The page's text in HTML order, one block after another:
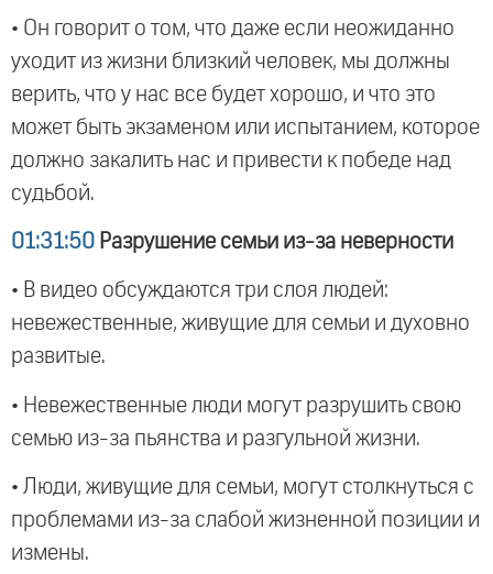
• Он говорит о том, что даже если неожиданно
уходит из жизни близкий человек, мы должны
верить, что у нас все будет хорошо, и что это
может быть экзаменом или испытанием, которое
должно закалить нас и привести к победе над
судьбой.
01:31:50 Разрушение семьи из-за неверности
• В видео обсуждаются три слоя людей:
невежественные, живущие для семьи и духовно
развитые.
• Невежественные люди могут разрушить свою
семью из-за пьянства и разгульной жизни.
• Люди, живущие для семьи, могут столкнуться с
проблемами из-за слабой жизненной позиции и
измены.